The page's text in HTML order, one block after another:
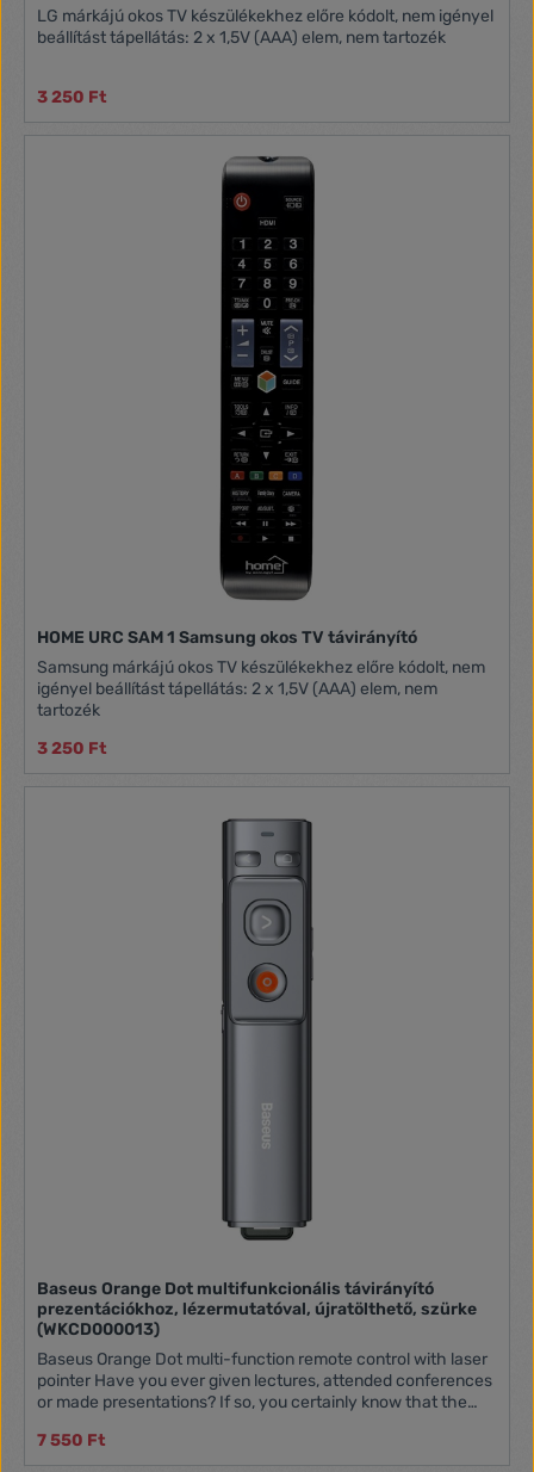
LG márkájú okos TV készülékekhez előre kódolt, nem igényel
beállítást tápellátás: 2 x 1,5V (AAA) elem, nem tartozék
3 250 Ft
HOME URC SAM 1 Samsung okos TV távirányító
Samsung márkájú okos TV készülékekhez előre kódolt, nem
igényel beállítást tápellátás: 2 x 1,5V (AAA) elem, nem
tartozék
3 250 Ft
Baseus Orange Dot multifunkcionális távirányító
prezentációkhoz, lézermutatóval, újratölthető, szürke
(WKCD000013)
Baseus Orange Dot multi-function remote control with laser
pointer Have you ever given lectures, attended conferences
or made presentations? If so, you certainly know that the
much easier. Multifunction Baseus device is compatible with
most laptops thanks to double USB/USB-C interface. You do
7 550 Ft